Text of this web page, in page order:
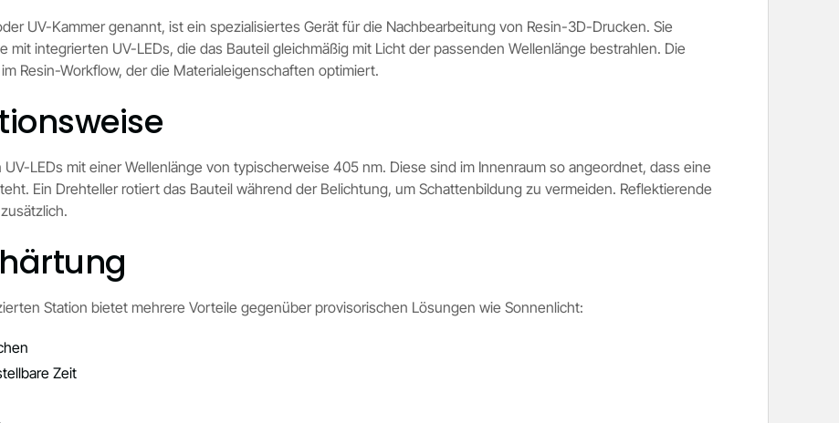
UV-Kammer genannt, ist ein spezialisiertes Gerät für die Nachbearbeitung von Resin-3D-Drucken. Sie
integrierten UV-LEDs, die das Bauteil gleichmäßig mit Licht der passenden Wellenlänge bestrahlen. Die
Resin-Workflow, der die Materialeigenschaften optimiert.
LEDs mit einer Wellenlänge von typischerweise 405 nm. Diese sind im Innenraum so angeordnet, dass eine
Ein Drehteller rotiert das Bauteil während der Belichtung, um Schattenbildung zu vermeiden. Reflektierende
Station bietet mehrere Vorteile gegenüber provisorischen Lösungen wie Sonnenlicht:
Zeit